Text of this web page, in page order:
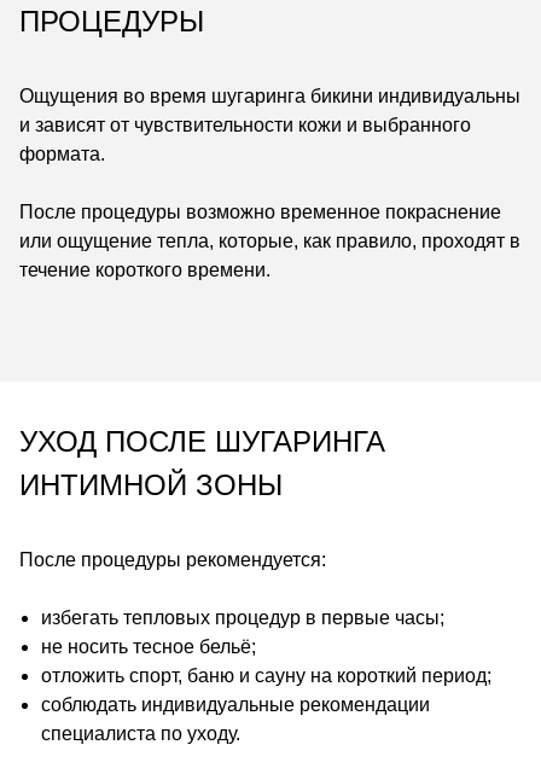
ПРОЦЕДУРЫ
Ощущения во время шугаринга бикини индивидуальны
и зависят от чувствительности кожи и выбранного
формата.
После процедуры возможно временное покраснение
или ощущение тепла, которые, как правило, проходят в
течение короткого времени.
УХОД ПОСЛЕ ШУГАРИНГА
ИНТИМНОЙ ЗОНЫ
После процедуры рекомендуется:
избегать тепловых процедур в первые часы;
не носить тесное бельё;
отложить спорт, баню и сауну на короткий период;
соблюдать индивидуальные рекомендации
специалиста по уходу.